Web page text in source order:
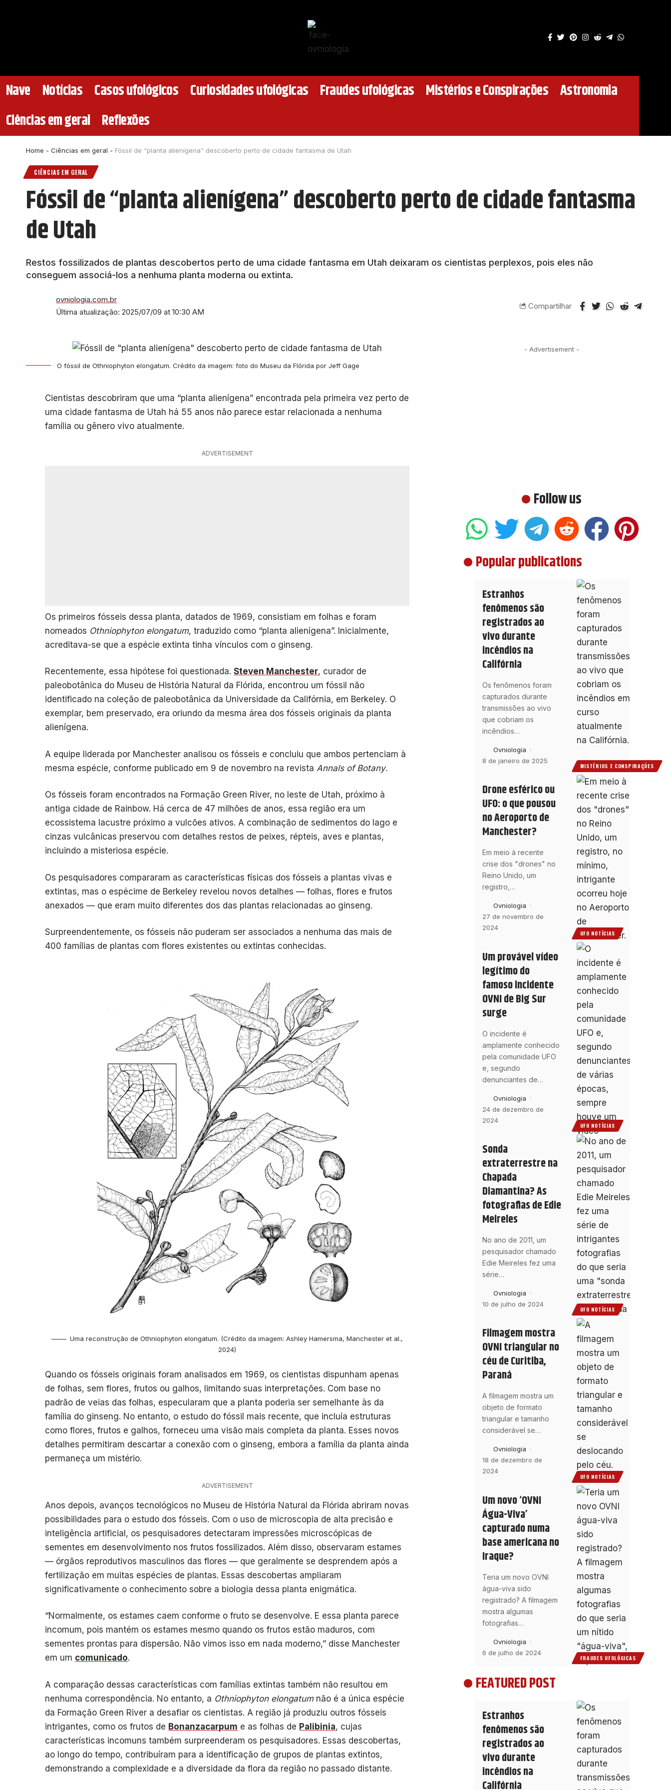
Nave Notícias Casos ufológicos Curiosidades ufológicas Fraudes ufológicas Mistérios e Conspirações Astronomia
Ciências em geral Reflexões
Home - Ciências em geral - Fóssil de “planta alienígena” descoberto perto de cidade fantasma de Utah
CIÊNCIAS EM GERAL
Fóssil de “planta alienígena” descoberto perto de cidade fantasma
de Utah
Restos fossilizados de plantas descobertos perto de uma cidade fantasma em Utah deixaram os cientistas perplexos, pois eles não
conseguem associá-los a nenhuma planta moderna ou extinta.
Última atualização: 2025/07/09 at 10:30 AM
ovniologia.com.br
Compartilhar
O fóssil de Othniophyton elongatum. Crédito da imagem: foto do Museu da Flórida por Jeff Gage
Cientistas descobriram que uma “planta alienígena” encontrada pela primeira vez perto de
uma cidade fantasma de Utah há 55 anos não parece estar relacionada a nenhuma
família ou gênero vivo atualmente.
ADVERTISEMENT
Os primeiros fósseis dessa planta, datados de 1969, consistiam em folhas e foram
nomeados Othniophyton elongatum, traduzido como “planta alienígena”. Inicialmente,
acreditava-se que a espécie extinta tinha vínculos com o ginseng.
Recentemente, essa hipótese foi questionada.Steven Manchester, curador de
paleobotânica do Museu de História Natural da Flórida, encontrou um fóssil não
identificado na coleção de paleobotânica da Universidade da Califórnia, em Berkeley. O
exemplar, bem preservado, era oriundo da mesma área dos fósseis originais da planta
alienígena.
A equipe liderada por Manchester analisou os fósseis e concluiu que ambos pertenciam à
mesma espécie, conforme publicado em 9 de novembro na revista Annals of Botany.
Os fósseis foram encontrados na Formação Green River, no leste de Utah, próximo à
antiga cidade de Rainbow. Há cerca de 47 milhões de anos, essa região era um
ecossistema lacustre próximo a vulcões ativos. A combinação de sedimentos do lago e
cinzas vulcânicas preservou com detalhes restos de peixes, répteis, aves e plantas,
incluindo a misteriosa espécie.
Os pesquisadores compararam as características físicas dos fósseis a plantas vivas e
extintas, mas o espécime de Berkeley revelou novos detalhes — folhas, flores e frutos
anexados — que eram muito diferentes dos das plantas relacionadas ao ginseng.
Surpreendentemente, os fósseis não puderam ser associados a nenhuma das mais de
400 famílias de plantas com flores existentes ou extintas conhecidas.
Uma reconstrução de Othniophyton elongatum. (Crédito da imagem: Ashley Hamersma, Manchester et al.,
2024)
Quando os fósseis originais foram analisados em 1969, os cientistas dispunham apenas
de folhas, sem flores, frutos ou galhos, limitando suas interpretações. Com base no
padrão de veias das folhas, especularam que a planta poderia ser semelhante às da
família do ginseng. No entanto, o estudo do fóssil mais recente, que incluía estruturas
como flores, frutos e galhos, forneceu uma visão mais completa da planta. Esses novos
detalhes permitiram descartar a conexão com o ginseng, embora a família da planta ainda
permaneça um mistério.
ADVERTISEMENT
Anos depois, avanços tecnológicos no Museu de História Natural da Flórida abriram novas
possibilidades para o estudo dos fósseis. Com o uso de microscopia de alta precisão e
inteligência artificial, os pesquisadores detectaram impressões microscópicas de
sementes em desenvolvimento nos frutos fossilizados. Além disso, observaram estames
— órgãos reprodutivos masculinos das flores — que geralmente se desprendem após a
fertilização em muitas espécies de plantas. Essas descobertas ampliaram
significativamente o conhecimento sobre a biologia dessa planta enigmática.
“Normalmente, os estames caem conforme o fruto se desenvolve. E essa planta parece
incomum, pois mantém os estames mesmo quando os frutos estão maduros, com
sementes prontas para dispersão. Não vimos isso em nada moderno,” disse Manchester
em um comunicado.
A comparação dessas características com famílias extintas também não resultou em
nenhuma correspondência. No entanto, a Othniophyton elongatumnão é a única espécie
da Formação Green River a desafiar os cientistas. A região já produziu outros fósseis
intrigantes, como os frutos de Bonanzacarpum e as folhas de Palibinia, cujas
características incomuns também surpreenderam os pesquisadores. Essas descobertas,
ao longo do tempo, contribuíram para a identificação de grupos de plantas extintos,
demonstrando a complexidade e a diversidade da flora da região no passado distante.
- Advertisement -
Follow us
Popular publications
MISTÉRIOS E CONSPIRAÇÕES
Estranhos
fenômenos são
registrados ao
vivo durante
incêndios na
Califórnia
Os fenômenos foram
capturados durante
transmissões ao vivo
que cobriam os
incêndios…
Ovniologia
8 de janeiro de 2025
UFO NOTÍCIAS
Drone esférico ou
UFO: o que pousou
no Aeroporto de
Manchester?
Em meio à recente
crise dos "drones" no
Reino Unido, um
registro,…
Ovniologia
27 de novembro de
2024
UFO NOTÍCIAS
Um provável vídeo
legítimo do
famoso incidente
OVNI de Big Sur
surge
O incidente é
amplamente conhecido
pela comunidade UFO
e, segundo
denunciantes de…
Ovniologia
24 de dezembro de
2024
UFO NOTÍCIAS
Sonda
extraterrestre na
Chapada
Diamantina? As
fotografias de Edie
Meireles
No ano de 2011, um
pesquisador chamado
Edie Meireles fez uma
série…
Ovniologia
10 de julho de 2024
UFO NOTÍCIAS
Filmagem mostra
OVNI triangular no
céu de Curitiba,
Paraná
A filmagem mostra um
objeto de formato
triangular e tamanho
considerável se…
Ovniologia
18 de dezembro de
2024
FRAUDES UFOLÓGICAS
Um novo ‘OVNI
Água-Viva’
capturado numa
base americana no
Iraque?
Teria um novo OVNI
água-viva sido
registrado? A filmagem
mostra algumas
fotografias…
Ovniologia
6 de julho de 2024
FEATURED POST
Estranhos
fenômenos são
registrados ao
vivo durante
incêndios na
Califórnia